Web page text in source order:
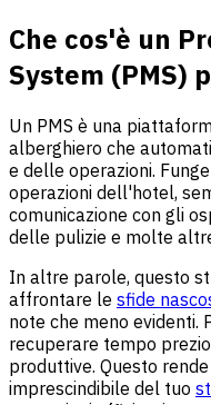
Che cos'è un
System (PMS)
Un PMS è una
alberghiero che
e delle operazioni.
operazioni dell'hotel,
comunicazione con gli
delle pulizie e molte
In altre parole, questo
affrontare le sfide
note che meno evidenti.
recuperare tempo
produttive. Questo
imprescindibile del tuo